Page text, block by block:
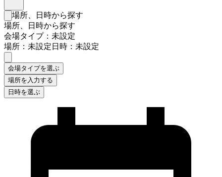
検索フォームを閉じる
場所、日時から探す
場所、日時から探す
会場タイプ：未設定
場所：未設定日時：未設定
会場タイプを選ぶ
場所を入力する
日時を選ぶ